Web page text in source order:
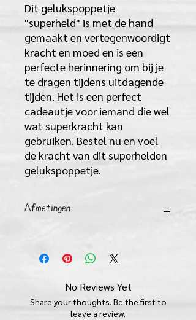
Dit gelukspoppetje
"superheld" is met de hand
gemaakt en vertegenwoordigt
kracht en moed en is een
perfecte herinnering om bij je
te dragen tijdens uitdagende
tijden. Het is een perfect
cadeautje voor iemand die wel
wat superkracht kan
gebruiken. Bestel nu en voel
de kracht van dit superhelden
gelukspoppetje.
Afmetingen
poppetje is L 15 cm x B 1,5 cm x D
No Reviews Yet
Share your thoughts. Be the first to
leave a review.